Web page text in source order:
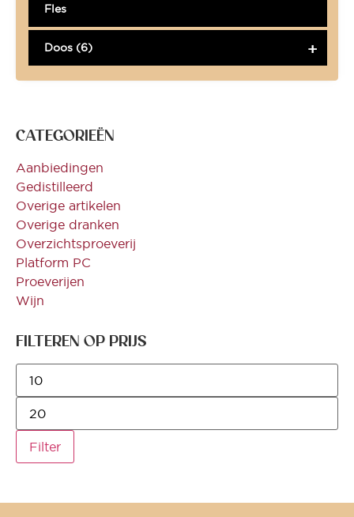
CATEGORIEËN
Aanbiedingen
Gedistilleerd
Overige artikelen
Overige dranken
Overzichtsproeverij
Platform PC
Proeverijen
Wijn
FILTEREN OP PRIJS
Filter
Fles
Doos (6)